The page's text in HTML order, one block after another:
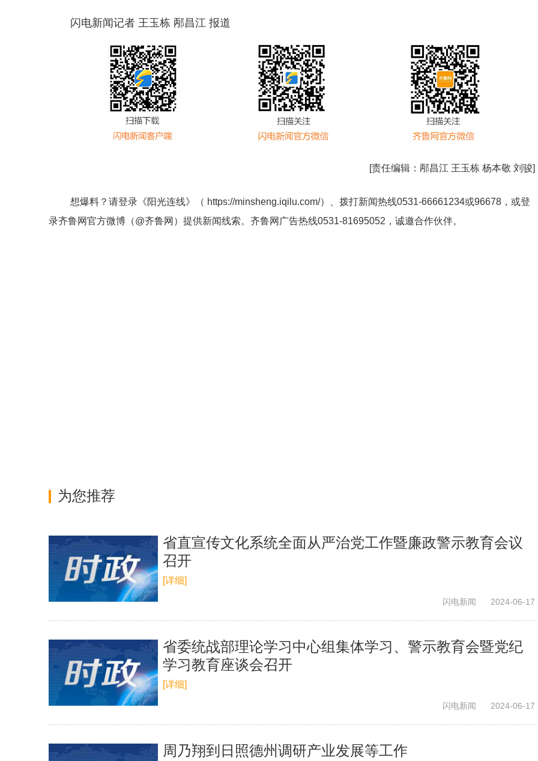
闪电新闻记者 王玉栋 邴昌江 报道
[责任编辑： 邴昌江 王玉栋 杨本敬 刘骏]
想爆料？请登录《阳光连线》（ https://minsheng.iqilu.com/）、拨打新闻热线0531-66661234或96678，或登
录齐鲁网官方微博（@齐鲁网 ）提供新闻线索。齐鲁网广告热线0531-81695052 ，诚邀合作伙伴。
为您推荐
省直宣传文化系统全面从严治党工作暨廉政警示教育会议
召开
[详细]
闪电新闻 2024-06-17
省委统战部理论学习中心组集体学习、警示教育会暨党纪
学习教育座谈会召开
[详细]
闪电新闻 2024-06-17
周乃翔到日照德州调研产业发展等工作